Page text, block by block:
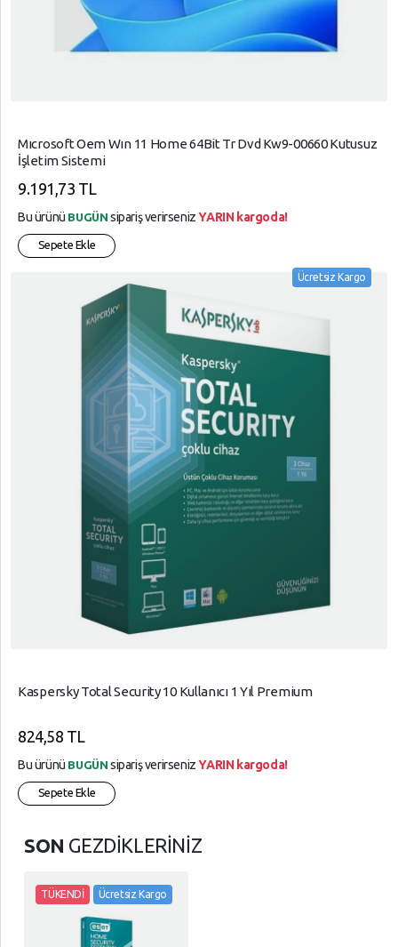
Mıcrosoft Oem Wın 11 Home 64Bit Tr Dvd Kw9-00660 Kutusuz
İşletim Sistemi
9.191,73 TL
Bu ürünü BUGÜN sipariş verirsenizYARIN kargoda!
Sepete Ekle
Ücretsiz Kargo
Kaspersky Total Security 10 Kullanıcı 1 Yıl Premium
824,58 TL
Bu ürünü BUGÜN sipariş verirsenizYARIN kargoda!
Sepete Ekle
SON GEZDİKLERİNİZ
TÜKENDİ Ücretsiz Kargo